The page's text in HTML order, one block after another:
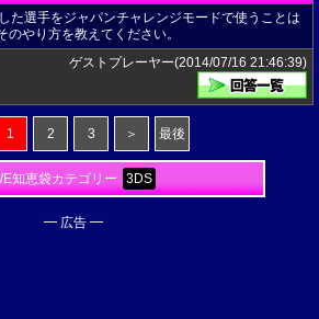
た選手をジャパンチャレンジモードで使うことは
やり方を教えてください。
ゲストプレーヤー(2014/07/16 21:46:39)
1 2 3 ＞ 最後
知恵袋カテゴリー 3DS
━ 広告 ━